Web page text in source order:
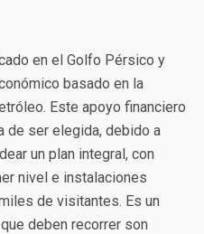
en el Golfo Pérsico y
basado en la
Este apoyo financiero
de ser elegida, debido a
un plan integral, con
nivel e instalaciones
de visitantes. Es un
deben recorrer son